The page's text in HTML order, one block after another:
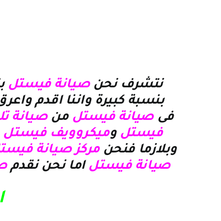
نتشرف نحن صيانة فيستل
بنسبة كبيرة واننا اقدم
فىصيانة فيستلمنصيانة
فيستل وميكروويف فيستل
وبلازمافنحنمركز صيانة
صيانة فيستل اما نحن نقدم